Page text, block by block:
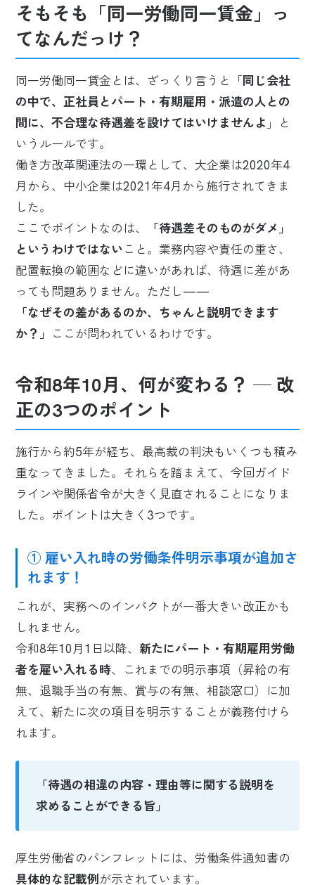
そもそも「同一労働同一賃金」っ
てなんだっけ？
同一労働同一賃金とは、ざっくり言うと「同じ会社
の中で、正社員とパート・有期雇用・派遣の人との
間に、不合理な待遇差を設けてはいけませんよ 」と
いうルールです。
働き方改革関連法の一環として、大企業は2020年4
月から、中小企業は2021年4月から施行されてきま
した。
ここでポイントなのは、
「待遇差そのものがダメ」
というわけではないこと。業務内容や責任の重さ、
配置転換の範囲などに違いがあれば、待遇に差があ
っても問題ありません。ただし——
「なぜその差があるのか、ちゃんと説明できます
か？」 ここが問われているわけです。
令和8年10月、何が変わる？ ─ 改
正の3つのポイント
施行から約5年が経ち、最高裁の判決もいくつも積み
重なってきました。それらを踏まえて、今回ガイド
ラインや関係省令が大きく見直されることになりま
した。ポイントは大きく3つです。
① 雇い入れ時の労働条件明示事項が追加さ
れます！
これが、実務へのインパクトが一番大きい改正かも
しれません。
令和8年10月1日以降、新たにパート・有期雇用労働
者を雇い入れる時、これまでの明示事項（昇給の有
無、退職手当の有無、賞与の有無、相談窓口）に加
えて、新たに次の項目を明示することが義務付けら
れます。
「待遇の相違の内容・理由等に関する説明を
求めることができる旨」
厚生労働省のパンフレットには、労働条件通知書の
具体的な記載例が示されています。